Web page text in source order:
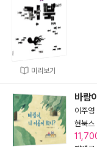
미리보기
바람
이주영
현북스